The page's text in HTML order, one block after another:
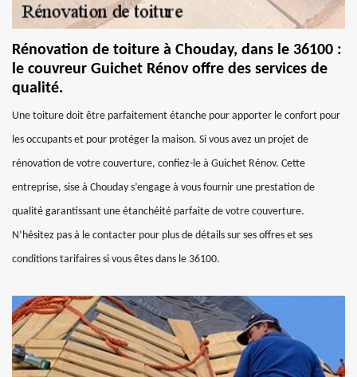
Rénovation de toiture à Chouday, dans le 36100 :
le couvreur Guichet Rénov offre des services de
qualité.
Une toiture doit être parfaitement étanche pour apporter le confort pour
les occupants et pour protéger la maison. Si vous avez un projet de
rénovation de votre couverture, confiez-le à Guichet Rénov. Cette
entreprise, sise à Chouday s’engage à vous fournir une prestation de
qualité garantissant une étanchéité parfaite de votre couverture.
N’hésitez pas à le contacter pour plus de détails sur ses offres et ses
conditions tarifaires si vous êtes dans le 36100.